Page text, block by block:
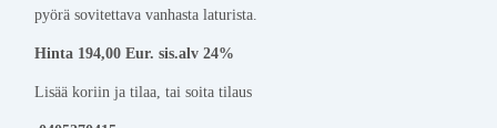
pyörä sovitettava vanhasta laturista.
Hinta 194,00 Eur. sis.alv 24%
Lisää koriin ja tilaa, tai soita tilaus